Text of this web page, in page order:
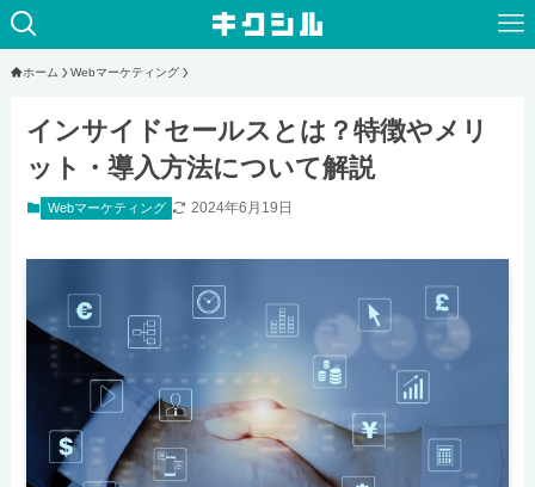
ホーム Webマーケティング
インサイドセールスとは？特徴やメリ
ット・導入方法について解説
Webマーケティング 2024年6月19日